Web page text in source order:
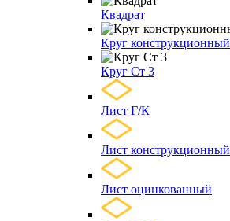
Квадрат
Круг конструкционный
Круг Ст 3
Лист Г/К
Лист конструкционный
Лист оцинкованный